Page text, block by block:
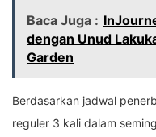
Baca Juga :
dengan Unud
Garden
Berdasarkan jadwal
reguler 3 kali dalam